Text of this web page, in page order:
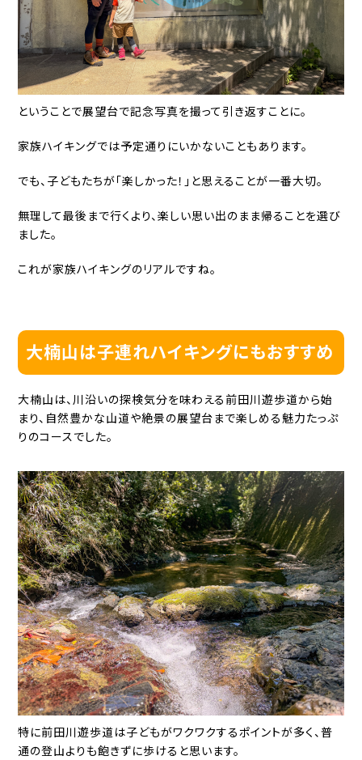
ということで展望台で記念写真を撮って引き返すことに。
家族ハイキングでは予定通りにいかないこともあります。
でも、子どもたちが「楽しかった！」と思えることが一番大切。
無理して最後まで行くより、楽しい思い出のまま帰ることを選び
ました。
これが家族ハイキングのリアルですね。
大楠山は子連れハイキングにもおすすめ
大楠山は、川沿いの探検気分を味わえる前田川遊歩道から始
まり、自然豊かな山道や絶景の展望台まで楽しめる魅力たっぷ
りのコースでした。
特に前田川遊歩道は子どもがワクワクするポイントが多く、普
通の登山よりも飽きずに歩けると思います。